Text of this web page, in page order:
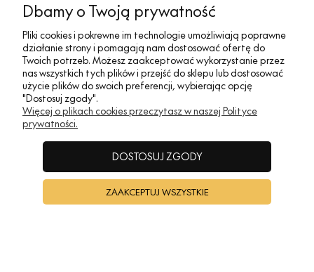
INFORMACJE
A•TAK DESIGN
POKAŻ PEŁNĄ WERSJĘ STRONY
Dbamy o Twoją prywatność
Pliki cookies i pokrewne im technologie umożliwiają poprawne
działanie strony i pomagają nam dostosować ofertę do
Twoich potrzeb. Możesz zaakceptować wykorzystanie przez
nas wszystkich tych plików i przejść do sklepu lub dostosować
użycie plików do swoich preferencji, wybierając opcję
"Dostosuj zgody".
Więcej o plikach cookies przeczytasz w naszej Polityce
prywatności.
DOSTOSUJ ZGODY
ZAAKCEPTUJ WSZYSTKIE